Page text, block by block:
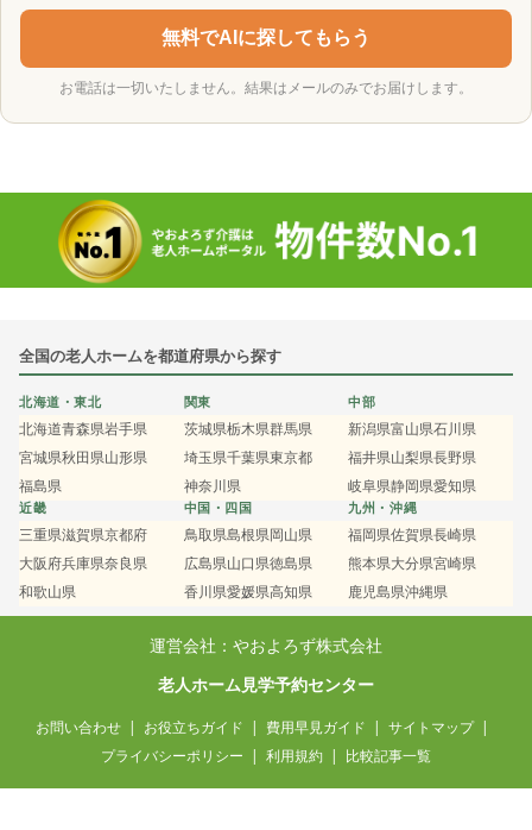
無料でAIに探してもらう
お電話は一切いたしません。結果はメールのみでお届けします。
全国の老人ホームを都道府県から探す
北海道・東北
北海道青森県岩手県
宮城県秋田県山形県
福島県
関東
茨城県栃木県群馬県
埼玉県千葉県東京都
神奈川県
中部
新潟県富山県石川県
福井県山梨県長野県
岐阜県静岡県愛知県
近畿
三重県滋賀県京都府
大阪府兵庫県奈良県
和歌山県
中国・四国
鳥取県島根県岡山県
広島県山口県徳島県
香川県愛媛県高知県
九州・沖縄
福岡県佐賀県長崎県
熊本県大分県宮崎県
鹿児島県沖縄県
運営会社：やおよろず株式会社
老人ホーム見学予約センター
お問い合わせ お役立ちガイド 費用早見ガイド
サイトマップ
プライバシーポリシー
利用規約 比較記事一覧